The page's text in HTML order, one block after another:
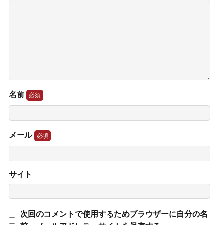
名前
メール
サイト
次回のコメントで使用するためブラウザーに自分の名